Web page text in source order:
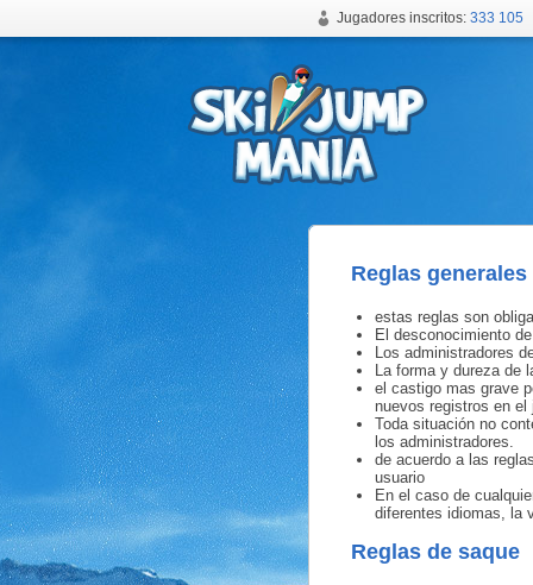
Jugadores inscritos: 333 105
Reglas
estas reglas son
El desconocimiento
Los administradores
La forma y dureza de
el castigo mas grave
nuevos registros en el
Toda situación no
los administradores.
de acuerdo a las
usuario
En el caso de
diferentes idiomas, la
Reglas de saque